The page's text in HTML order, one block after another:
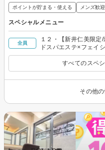
ポイントが貯まる・使える メンズ歓迎
スペシャルメニュー
全員
１２・【新井仁美限定
ドスパエステ×フェイ
テ！
すべてのスペ
その他